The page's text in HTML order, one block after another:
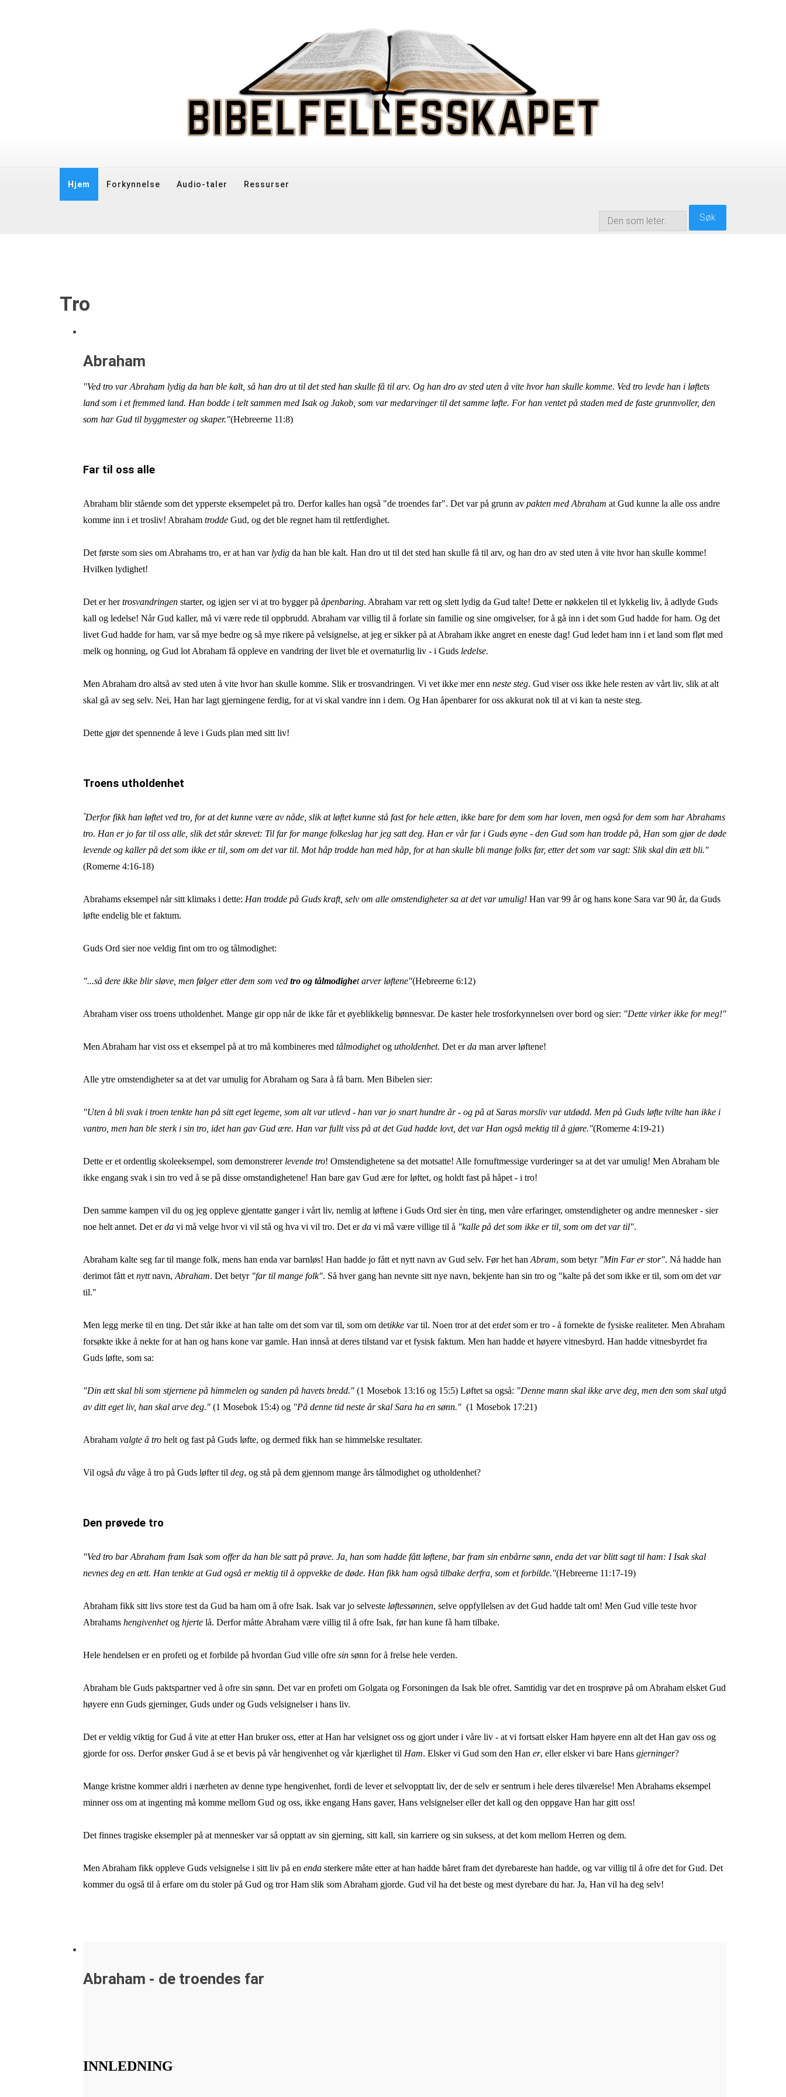
Hjem Forkynnelse Audio-taler Ressurser
søk Søk
Tro
Abraham
"Ved tro var Abraham lydig da han ble kalt, så han dro ut til det sted han skulle få til arv. Og han dro av sted uten å vite hvor han skulle komme. Ved tro levde han i løftets
land som i et fremmed land. Han bodde i telt sammen med Isak og Jakob, som var medarvinger til det samme løfte. For han ventet på staden med de faste grunnvoller, den
som har Gud til byggmester og skaper."(Hebreerne 11:8)
Far til oss alle
Abraham blir stående som det ypperste eksempelet på tro. Derfor kalles han også "de troendes far". Det var på grunn av pakten med Abraham at Gud kunne la alle oss andre
komme inn i et trosliv! Abraham trodde Gud, og det ble regnet ham til rettferdighet.
Det første som sies om Abrahams tro, er at han var lydig da han ble kalt. Han dro ut til det sted han skulle få til arv, og han dro av sted uten å vite hvor han skulle komme!
Hvilken lydighet!
Det er hertrosvandringen starter, og igjen ser vi at tro bygger på åpenbaring. Abraham var rett og slett lydig da Gud talte! Dette er nøkkelen til et lykkelig liv, å adlyde Guds
kall og ledelse! Når Gud kaller, må vi være rede til oppbrudd. Abraham var villig til å forlate sin familie og sine omgivelser, for å gå inn i det som Gud hadde for ham. Og det
livet Gud hadde for ham, var så mye bedre og så mye rikere på velsignelse, at jeg er sikker på at Abraham ikke angret en eneste dag! Gud ledet ham inn i et land som fløt med
melk og honning, og Gud lot Abraham få oppleve en vandring der livet ble et overnaturlig liv - i Guds ledelse.
Men Abraham dro altså av sted uten å vite hvor han skulle komme. Slik er trosvandringen. Vi vet ikke mer enn neste steg. Gud viser oss ikke hele resten av vårt liv, slik at alt
skal gå av seg selv. Nei, Han har lagt gjerningene ferdig, for at vi skal vandre inn i dem. Og Han åpenbarer for oss akkurat nok til at vi kan ta neste steg.
Dette gjør det spennende å leve i Guds plan med sitt liv!
Troens utholdenhet
"Derfor fikk han løftet ved tro, for at det kunne være av nåde, slik at løftet kunne stå fast for hele ætten, ikke bare for dem som har loven, men også for dem som har Abrahams
tro. Han er jo far til oss alle, slik det står skrevet: Til far for mange folkeslag har jeg satt deg. Han er vår far i Guds øyne - den Gud som han trodde på, Han som gjør de døde
levende og kaller på det som ikke er til, som om det var til. Mot håp trodde han med håp, for at han skulle bli mange folks far, etter det som var sagt: Slik skal din ætt bli."
(Romerne 4:16-18)
Abrahams eksempel når sitt klimaks i dette: Han trodde på Guds kraft, selv om alle omstendigheter sa at det var umulig! Han var 99 år og hans kone Sara var 90 år, da Guds
løfte endelig ble et faktum.
Guds Ord sier noe veldig fint om tro og tålmodighet:
"...så dere ikke blir sløve, men følger etter dem som ved tro og tålmodighet arver løftene"(Hebreerne 6:12)
Abraham viser oss troens utholdenhet. Mange gir opp når de ikke får et øyeblikkelig bønnesvar. De kaster hele trosforkynnelsen over bord og sier: "Dette virker ikke for meg!"
Men Abraham har vist oss et eksempel på at tro må kombineres med tålmodighetog utholdenhet. Det erda man arver løftene!
Alle ytre omstendigheter sa at det var umulig for Abraham og Sara å få barn. Men Bibelen sier:
"Uten å bli svak i troen tenkte han på sitt eget legeme, som alt var utlevd - han var jo snart hundre år - og på at Saras morsliv var utdødd. Men på Guds løfte tvilte han ikke i
vantro, men han ble sterk i sin tro, idet han gav Gud ære. Han var fullt viss på at det Gud hadde lovt, det var Han også mektig til å gjøre."(Romerne 4:19-21)
Dette er et ordentlig skoleeksempel, som demonstrerer levende tro! Omstendighetene sa det motsatte! Alle fornuftmessige vurderinger sa at det var umulig! Men Abraham ble
ikke engang svak i sin tro ved å se på disse omstandighetene! Han bare gav Gud ære for løftet, og holdt fast på håpet - i tro!
Den samme kampen vil du og jeg oppleve gjentatte ganger i vårt liv, nemlig at løftene i Guds Ord sier èn ting, men våre erfaringer, omstendigheter og andre mennesker - sier
noe helt annet. Det erda vi må velge hvor vi vil stå og hva vi vil tro. Det erda vi må være villige til å "kalle på det som ikke er til, som om det var til".
Abraham kalte seg far til mange folk, mens han enda var barnløs! Han hadde jo fått et nytt navn av Gud selv. Før het han Abram, som betyr "Min Far er stor". Nå hadde han
derimot fått et nyttnavn, Abraham. Det betyr "far til mange folk". Så hver gang han nevnte sitt nye navn, bekjente han sin tro og "kalte på det som ikke er til, som om det var
til."
Men legg merke til en ting. Det står ikke at han talte om det som var til, som om detikke var til. Noen tror at det erdetsom er tro - å fornekte de fysiske realiteter. Men Abraham
forsøkte ikke å nekte for at han og hans kone var gamle. Han innså at deres tilstand var et fysisk faktum. Men han hadde et høyere vitnesbyrd. Han hadde vitnesbyrdet fra
Guds løfte, som sa:
"Din ætt skal bli som stjernene på himmelen og sanden på havets bredd." (1 Mosebok 13:16 og 15:5) Løftet sa også: "Denne mann skal ikke arve deg, men den som skal utgå
av ditt eget liv, han skal arve deg." (1 Mosebok 15:4) og "På denne tid neste år skal Sara ha en sønn." (1 Mosebok 17:21)
Abraham valgte å tro helt og fast på Guds løfte, og dermed fikk han se himmelske resultater.
Vil også du våge å tro på Guds løfter til deg, og stå på dem gjennom mange års tålmodighet og utholdenhet?
Den prøvede tro
"Ved tro bar Abraham fram Isak som offer da han ble satt på prøve. Ja, han som hadde fått løftene, bar fram sin enbårne sønn, enda det var blitt sagt til ham: I Isak skal
nevnes deg en ætt. Han tenkte at Gud også er mektig til å oppvekke de døde. Han fikk ham også tilbake derfra, som et forbilde."(Hebreerne 11:17-19)
Abraham fikk sitt livs store test da Gud ba ham om å ofre Isak. Isak var jo selveste løftessønnen, selve oppfyllelsen av det Gud hadde talt om! Men Gud ville teste hvor
Abrahams hengivenhetog hjerte lå. Derfor måtte Abraham være villig til å ofre Isak, før han kune få ham tilbake.
Hele hendelsen er en profeti og et forbilde på hvordan Gud ville ofre sin sønn for å frelse hele verden.
Abraham ble Guds paktspartner ved å ofre sin sønn. Det var en profeti om Golgata og Forsoningen da Isak ble ofret. Samtidig var det en trosprøve på om Abraham elsket Gud
høyere enn Guds gjerninger, Guds under og Guds velsignelser i hans liv.
Det er veldig viktig for Gud å vite at etter Han bruker oss, etter at Han har velsignet oss og gjort under i våre liv - at vi fortsatt elsker Ham høyere enn alt det Han gav oss og
gjorde for oss. Derfor ønsker Gud å se et bevis på vår hengivenhet og vår kjærlighet til Ham. Elsker vi Gud som den Han er, eller elsker vi bare Hans gjerninger?
Mange kristne kommer aldri i nærheten av denne type hengivenhet, fordi de lever et selvopptatt liv, der de selv er sentrum i hele deres tilværelse! Men Abrahams eksempel
minner oss om at ingenting må komme mellom Gud og oss, ikke engang Hans gaver, Hans velsignelser eller det kall og den oppgave Han har gitt oss!
Det finnes tragiske eksempler på at mennesker var så opptatt av sin gjerning, sitt kall, sin karriere og sin suksess, at det kom mellom Herren og dem.
Men Abraham fikk oppleve Guds velsignelse i sitt liv på en enda sterkere måte etter at han hadde båret fram det dyrebareste han hadde, og var villig til å ofre det for Gud. Det
kommer du også til å erfare om du stoler på Gud og tror Ham slik som Abraham gjorde. Gud vil ha det beste og mest dyrebare du har. Ja, Han vil ha deg selv!
Abraham - de troendes far
INNLEDNING